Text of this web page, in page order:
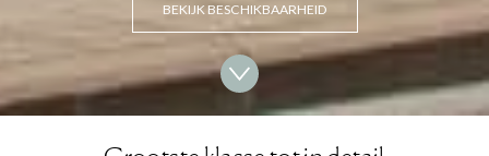
BEKIJK BESCHIKBAARHEID